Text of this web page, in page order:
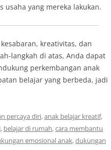
usaha yang mereka lakukan.
kreativitas, dan
langkah di atas, Anda dapat
perkembangan anak
belajar yang berbeda, jadi
percaya diri,anak belajar kreatif,
, belajar di rumah,cara membantu
emosional anak,dukungan